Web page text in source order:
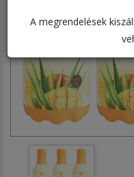
A megrendelések